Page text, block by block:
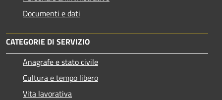
Documenti e dati
CATEGORIE DI SERVIZIO
Anagrafe e stato civile
Cultura e tempo libero
Vita lavorativa